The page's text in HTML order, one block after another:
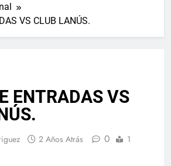
VS CLUB LANÚS.
ENTRADAS VS
2 Años Atrás 0
1